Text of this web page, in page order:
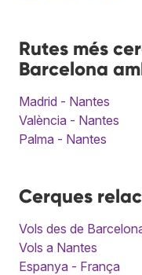
Rutes més
Barcelona
Madrid - Nantes
València - Nantes
Palma - Nantes
Cerques
Vols des de
Vols a Nantes
Espanya - França